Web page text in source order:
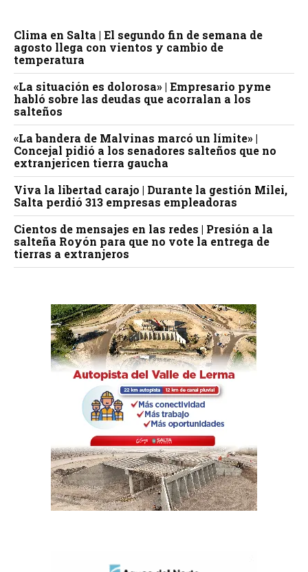
Clima en Salta | El segundo fin de semana de
agosto llega con vientos y cambio de
temperatura
«La situación es dolorosa» | Empresario pyme
habló sobre las deudas que acorralan a los
salteños
«La bandera de Malvinas marcó un límite» |
Concejal pidió a los senadores salteños que no
extranjericen tierra gaucha
Viva la libertad carajo | Durante la gestión Milei,
Salta perdió 313 empresas empleadoras
Cientos de mensajes en las redes | Presión a la
salteña Royón para que no vote la entrega de
tierras a extranjeros